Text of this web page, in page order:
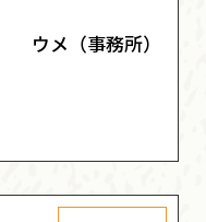
ウメ（事務所）